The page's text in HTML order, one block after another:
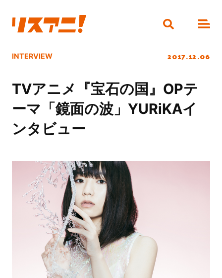
INTERVIEW 2017.12.06
TVアニメ『宝石の国』OPテ
ーマ「鏡面の波」YURiKAイ
ンタビュー